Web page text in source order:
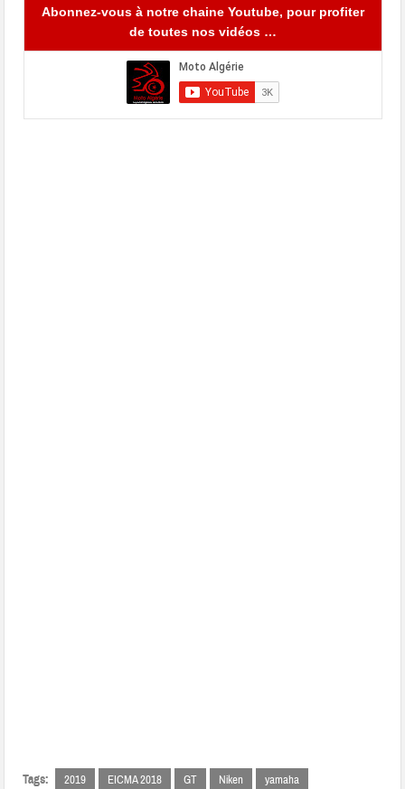
Abonnez-vous à notre chaine Youtube, pour profiter
de toutes nos vidéos …
Tags: 2019 EICMA 2018 GT Niken yamaha